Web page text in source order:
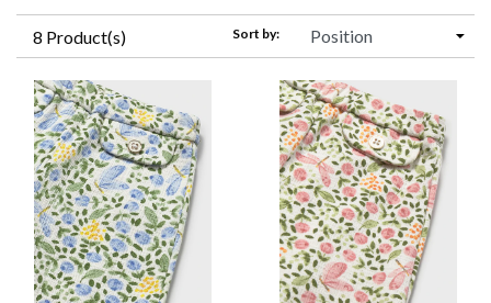
8 Product(s) Sort by: